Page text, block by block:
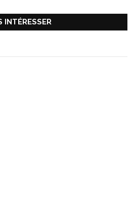
INTÉRESSER